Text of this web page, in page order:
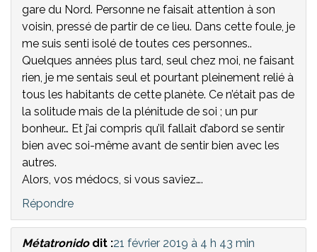
gare du Nord. Personne ne faisait attention à son
voisin, pressé de partir de ce lieu. Dans cette foule, je
me suis senti isolé de toutes ces personnes..
Quelques années plus tard, seul chez moi, ne faisant
rien, je me sentais seul et pourtant pleinement relié à
tous les habitants de cette planète. Ce n’était pas de
la solitude mais de la plénitude de soi ; un pur
bonheur… Et j’ai compris qu’il fallait d’abord se sentir
bien avec soi-même avant de sentir bien avec les
autres.
Alors, vos médocs, si vous saviez….
Répondre
Métatronido dit :21 février 2019 à 4 h 43 min